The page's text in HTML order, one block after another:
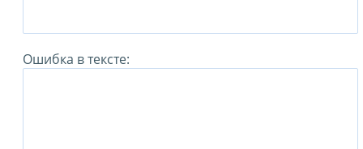
Ошибка в тексте: